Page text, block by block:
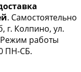
. Самостоятельно
г. Колпино, ул.
работы
ПН-СБ.